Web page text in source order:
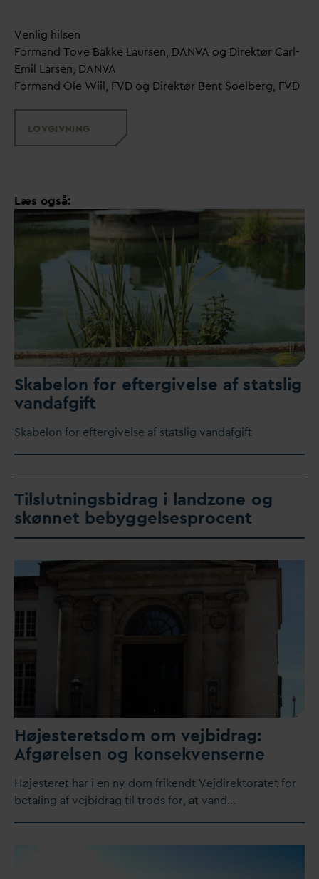
Venlig hilsen
Formand Tove Bakke Laursen, DANVA og Direktør Carl-
Emil Larsen, DANVA
Formand Ole Wiil, FVD og Direktør Bent Soelberg, FVD
LOVGIVNING
Læs også:
Skabelon for eftergivelse af statslig
vandafgift
Skabelon for eftergivelse af statslig vandafgift
Tilslutningsbidrag i landzone og
skønnet bebyggelsesprocent
Højesteretsdom om vejbidrag:
Afgørelsen og konsekvenserne
Højesteret har i en ny dom frikendt Vejdirektoratet for
betaling af vejbidrag til trods for, at vand…